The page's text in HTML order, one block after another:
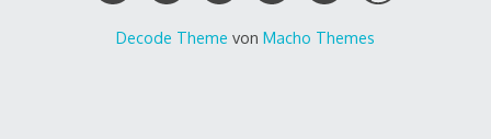
Decode Theme von Macho Themes